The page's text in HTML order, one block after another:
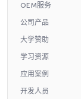
OEM服务
公司产品
大学赞助
学习资源
应用案例
开发人员